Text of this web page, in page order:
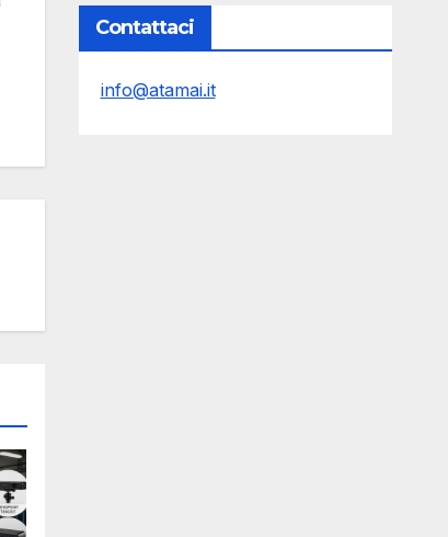
Contattaci
info@atamai.it